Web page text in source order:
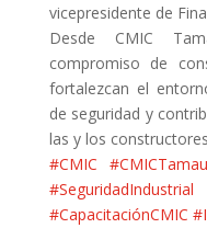
vicepresidente de
Desde CMIC
compromiso de
fortalezcan el
de seguridad y
las y los
#CMIC
#SeguridadIndustrial
#CapacitaciónCMIC